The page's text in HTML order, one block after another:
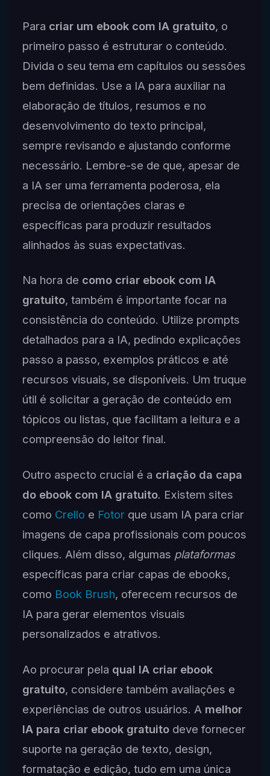
Para criar um ebook com IA gratuito, o
primeiro passo é estruturar o conteúdo.
Divida o seu tema em capítulos ou sessões
bem definidas. Use a IA para auxiliar na
elaboração de títulos, resumos e no
desenvolvimento do texto principal,
sempre revisando e ajustando conforme
necessário. Lembre-se de que, apesar de
a IA ser uma ferramenta poderosa, ela
precisa de orientações claras e
específicas para produzir resultados
alinhados às suas expectativas.
Na hora de como criar ebook com IA
gratuito, também é importante focar na
consistência do conteúdo. Utilize prompts
detalhados para a IA, pedindo explicações
passo a passo, exemplos práticos e até
recursos visuais, se disponíveis. Um truque
útil é solicitar a geração de conteúdo em
tópicos ou listas, que facilitam a leitura e a
compreensão do leitor final.
Outro aspecto crucial é a criação da capa
do ebook com IA gratuito. Existem sites
como Crello e Fotorque usam IA para criar
imagens de capa profissionais com poucos
cliques. Além disso, algumas plataformas
específicas para criar capas de ebooks,
como Book Brush, oferecem recursos de
IA para gerar elementos visuais
personalizados e atrativos.
Ao procurar pela qual IA criar ebook
gratuito, considere também avaliações e
experiências de outros usuários. A melhor
IA para criar ebook gratuitodeve fornecer
suporte na geração de texto, design,
formatação e edição, tudo em uma única